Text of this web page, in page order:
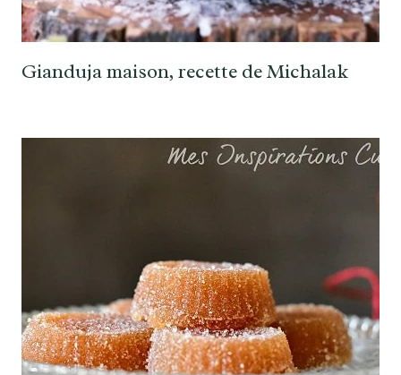
Gianduja maison, recette de Michalak